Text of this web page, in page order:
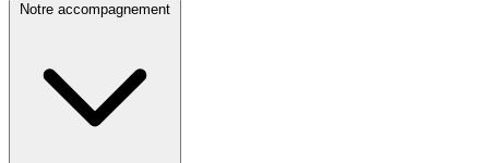
Notre accompagnement